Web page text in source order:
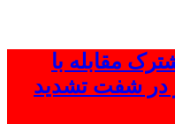
مقابله با
در شفت تشدید